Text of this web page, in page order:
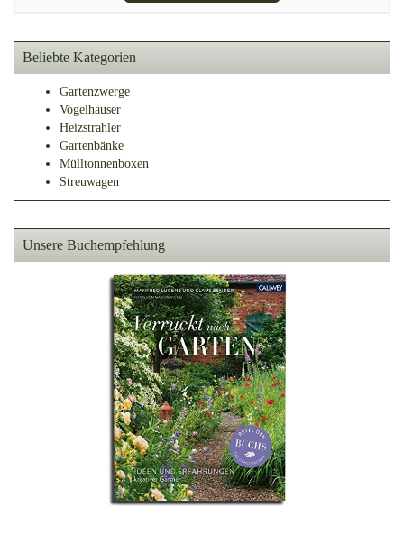
Beliebte Kategorien
Gartenzwerge
Vogelhäuser
Heizstrahler
Gartenbänke
Mülltonnenboxen
Streuwagen
Unsere Buchempfehlung